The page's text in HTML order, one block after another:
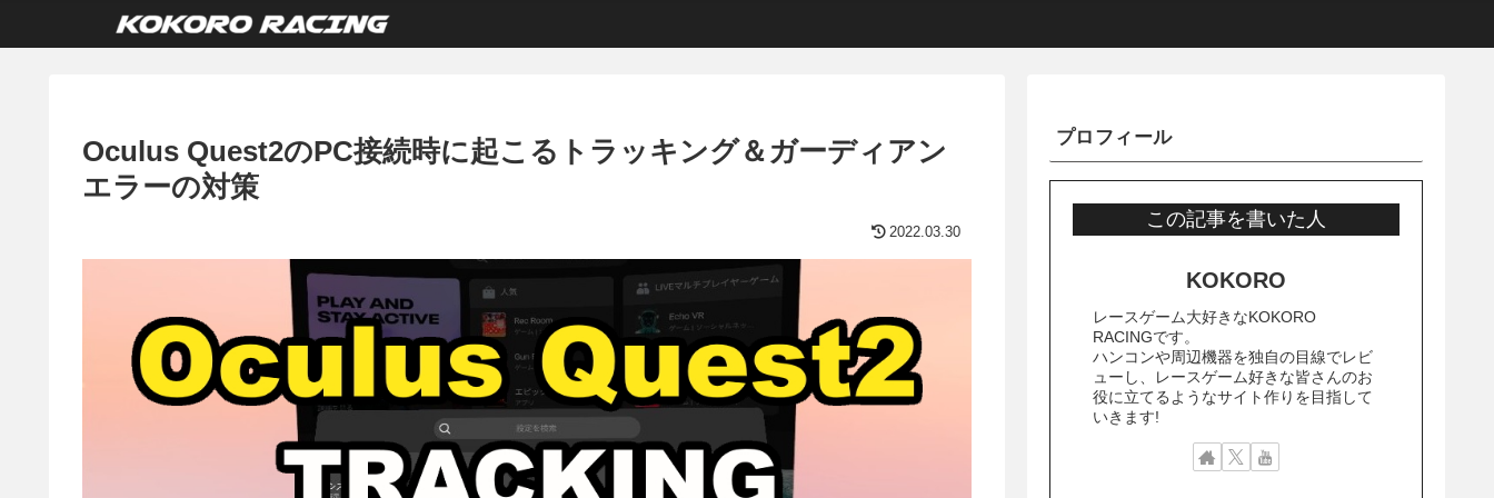
Oculus Quest2のPC接続時に起こるトラッキング＆ガーディアン
エラーの対策
2022.03.30
プロフィール
この記事を書いた人
KOKORO
レースゲーム大好きなKOKORO
RACINGです。
ハンコンや周辺機器を独自の目線でレビ
ューし、レースゲーム好きな皆さんのお
役に立てるようなサイト作りを目指して
いきます!